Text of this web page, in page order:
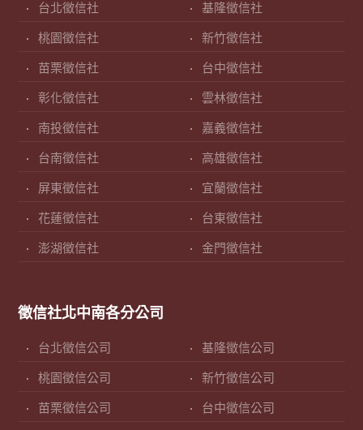
台北徵信社 基隆徵信社
桃園徵信社 新竹徵信社
苗栗徵信社 台中徵信社
彰化徵信社 雲林徵信社
南投徵信社 嘉義徵信社
台南徵信社 高雄徵信社
屏東徵信社 宜蘭徵信社
花蓮徵信社 台東徵信社
澎湖徵信社 金門徵信社
徵信社北中南各分公司
台北徵信公司 基隆徵信公司
桃園徵信公司 新竹徵信公司
苗栗徵信公司 台中徵信公司